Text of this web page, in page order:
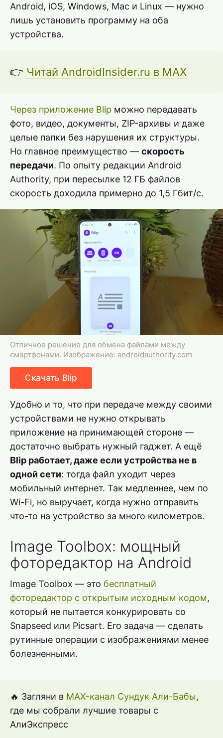
Android, iOS, Windows, Mac и Linux — нужно
лишь установить программу на оба
устройства.
👉 Читай AndroidInsider.ru в MAX
Через приложение Blip можно передавать
фото, видео, документы, ZIP-архивы и даже
целые папки без нарушения их структуры.
Но главное преимущество — скорость
передачи. По опыту редакции Android
Authority, при пересылке 12 ГБ файлов
скорость доходила примерно до 1,5 Гбит/с.
Отличное решение для обмена файлами между
смартфонами. Изображение: androidauthority.com
Скачать Blip
Удобно и то, что при передаче между своими
устройствами не нужно открывать
приложение на принимающей стороне —
достаточно выбрать нужный гаджет. А ещё
Blip работает, даже если устройства не в
одной сети: тогда файл уходит через
мобильный интернет. Так медленнее, чем по
Wi-Fi, но выручает, когда нужно отправить
что-то на устройство за много километров.
Image Toolbox: мощный
фоторедактор на Android
Image Toolbox — это бесплатный
фоторедактор с открытым исходным кодом,
который не пытается конкурировать со
Snapseed или Picsart. Его задача — сделать
рутинные операции с изображениями менее
болезненными.
🔥 Загляни в MAX-канал Сундук Али-Бабы,
где мы собрали лучшие товары с
АлиЭкспресс